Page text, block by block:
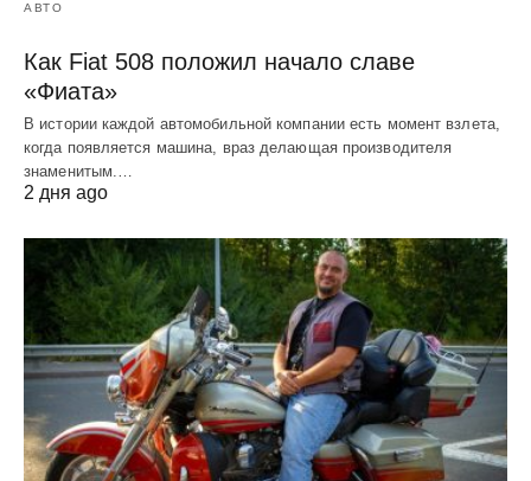
АВТО
Как Fiat 508 положил начало славе
«Фиата»
В истории каждой автомобильной компании есть момент взлета,
когда появляется машина, враз делающая производителя
знаменитым.…
2 дня ago